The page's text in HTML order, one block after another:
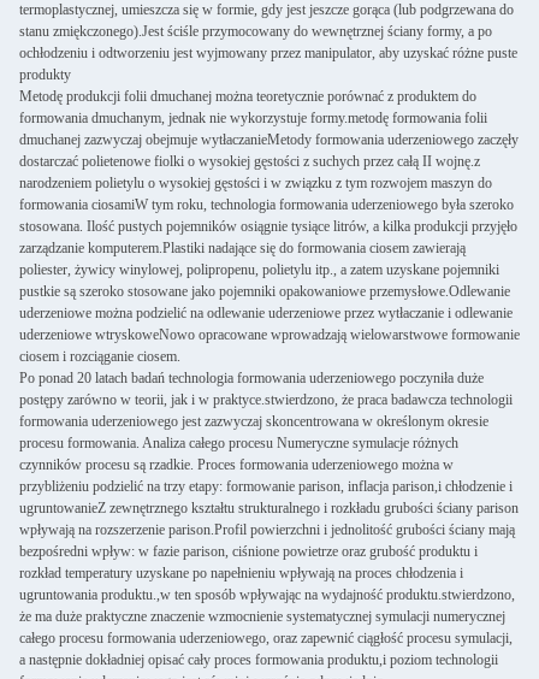
termoplastycznej, umieszcza się w formie, gdy jest jeszcze gorąca (lub podgrzewana do
stanu zmiękczonego).Jest ściśle przymocowany do wewnętrznej ściany formy, a po
ochłodzeniu i odtworzeniu jest wyjmowany przez manipulator, aby uzyskać różne puste
produkty
Metodę produkcji folii dmuchanej można teoretycznie porównać z produktem do
formowania dmuchanym, jednak nie wykorzystuje formy.metodę formowania folii
dmuchanej zazwyczaj obejmuje wytłaczanieMetody formowania uderzeniowego zaczęły
dostarczać polietenowe fiolki o wysokiej gęstości z suchych przez całą II wojnę.z
narodzeniem polietylu o wysokiej gęstości i w związku z tym rozwojem maszyn do
formowania ciosamiW tym roku, technologia formowania uderzeniowego była szeroko
stosowana. Ilość pustych pojemników osiągnie tysiące litrów, a kilka produkcji przyjęło
zarządzanie komputerem.Plastiki nadające się do formowania ciosem zawierają
poliester, żywicy winylowej, polipropenu, polietylu itp., a zatem uzyskane pojemniki
pustkie są szeroko stosowane jako pojemniki opakowaniowe przemysłowe.Odlewanie
uderzeniowe można podzielić na odlewanie uderzeniowe przez wytłaczanie i odlewanie
uderzeniowe wtryskoweNowo opracowane wprowadzają wielowarstwowe formowanie
ciosem i rozciąganie ciosem.
Po ponad 20 latach badań technologia formowania uderzeniowego poczyniła duże
postępy zarówno w teorii, jak i w praktyce.stwierdzono, że praca badawcza technologii
formowania uderzeniowego jest zazwyczaj skoncentrowana w określonym okresie
procesu formowania. Analiza całego procesu Numeryczne symulacje różnych
czynników procesu są rzadkie. Proces formowania uderzeniowego można w
przybliżeniu podzielić na trzy etapy: formowanie parison, inflacja parison,i chłodzenie i
ugruntowanieZ zewnętrznego kształtu strukturalnego i rozkładu grubości ściany parison
wpływają na rozszerzenie parison.Profil powierzchni i jednolitość grubości ściany mają
bezpośredni wpływ: w fazie parison, ciśnione powietrze oraz grubość produktu i
rozkład temperatury uzyskane po napełnieniu wpływają na proces chłodzenia i
ugruntowania produktu.,w ten sposób wpływając na wydajność produktu.stwierdzono,
że ma duże praktyczne znaczenie wzmocnienie systematycznej symulacji numerycznej
całego procesu formowania uderzeniowego, oraz zapewnić ciągłość procesu symulacji,
a następnie dokładniej opisać cały proces formowania produktu,i poziom technologii